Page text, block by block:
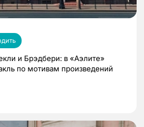
и Брэдбери: в «Аэлите»
по мотивам произведений